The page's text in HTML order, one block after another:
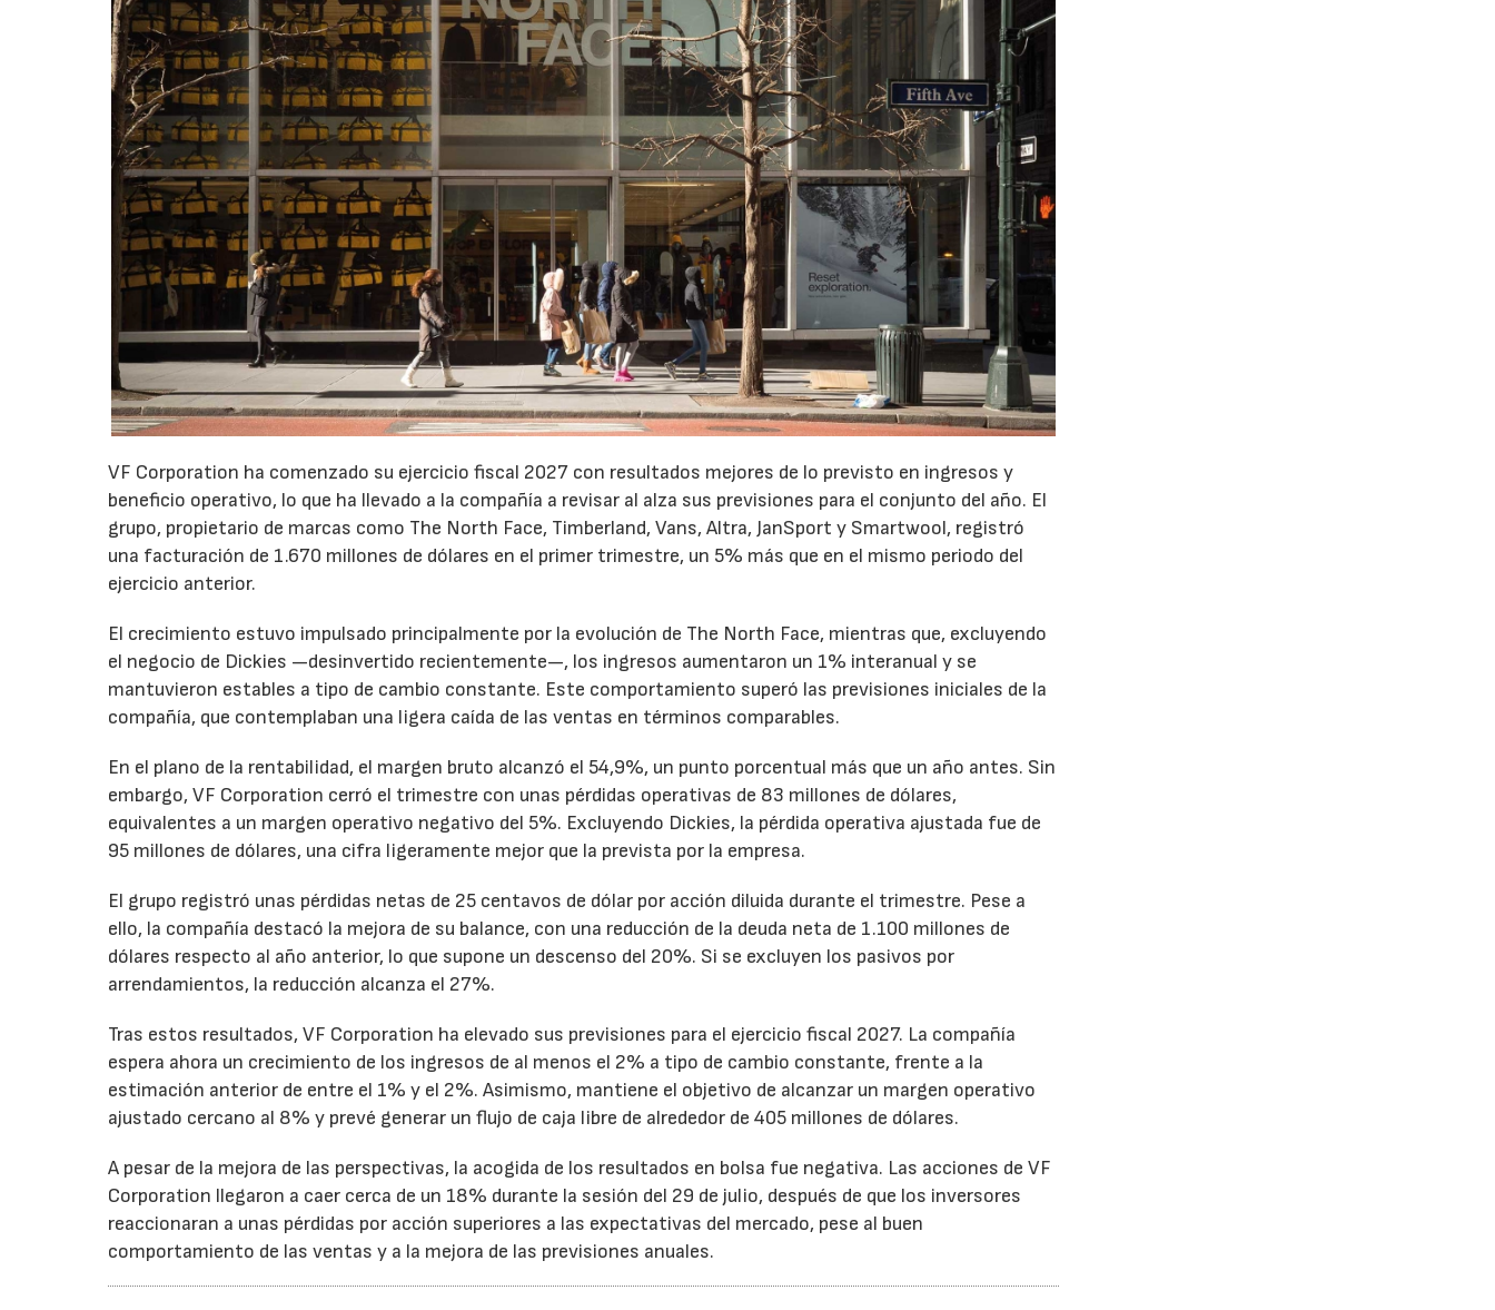
VF Corporation ha comenzado su ejercicio fiscal 2027 con resultados mejores de lo previsto en ingresos y
beneficio operativo, lo que ha llevado a la compañía a revisar al alza sus previsiones para el conjunto del año. El
grupo, propietario de marcas como The North Face, Timberland, Vans, Altra, JanSport y Smartwool, registró
una facturación de 1.670 millones de dólares en el primer trimestre, un 5% más que en el mismo periodo del
ejercicio anterior.
El crecimiento estuvo impulsado principalmente por la evolución de The North Face, mientras que, excluyendo
el negocio de Dickies —desinvertido recientemente—, los ingresos aumentaron un 1% interanual y se
mantuvieron estables a tipo de cambio constante. Este comportamiento superó las previsiones iniciales de la
compañía, que contemplaban una ligera caída de las ventas en términos comparables.
En el plano de la rentabilidad, el margen bruto alcanzó el 54,9%, un punto porcentual más que un año antes. Sin
embargo, VF Corporation cerró el trimestre con unas pérdidas operativas de 83 millones de dólares,
equivalentes a un margen operativo negativo del 5%. Excluyendo Dickies, la pérdida operativa ajustada fue de
95 millones de dólares, una cifra ligeramente mejor que la prevista por la empresa.
El grupo registró unas pérdidas netas de 25 centavos de dólar por acción diluida durante el trimestre. Pese a
ello, la compañía destacó la mejora de su balance, con una reducción de la deuda neta de 1.100 millones de
dólares respecto al año anterior, lo que supone un descenso del 20%. Si se excluyen los pasivos por
arrendamientos, la reducción alcanza el 27%.
Tras estos resultados, VF Corporation ha elevado sus previsiones para el ejercicio fiscal 2027. La compañía
espera ahora un crecimiento de los ingresos de al menos el 2% a tipo de cambio constante, frente a la
estimación anterior de entre el 1% y el 2%. Asimismo, mantiene el objetivo de alcanzar un margen operativo
ajustado cercano al 8% y prevé generar un flujo de caja libre de alrededor de 405 millones de dólares.
A pesar de la mejora de las perspectivas, la acogida de los resultados en bolsa fue negativa. Las acciones de VF
Corporation llegaron a caer cerca de un 18% durante la sesión del 29 de julio, después de que los inversores
reaccionaran a unas pérdidas por acción superiores a las expectativas del mercado, pese al buen
comportamiento de las ventas y a la mejora de las previsiones anuales.